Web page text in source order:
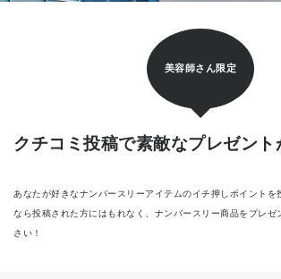
美容師さん限定
クチコミ投稿で素敵なプレゼント
あなたが好きなナンバースリーアイテムのイチ押しポイントを
なら投稿された方にはもれなく、ナンバースリー商品をプレゼ
さい！
RECRUIT
CONTACT